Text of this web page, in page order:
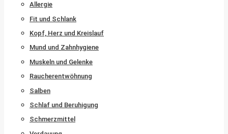
Allergie
Fit und Schlank
Kopf, Herz und Kreislauf
Mund und Zahnhygiene
Muskeln und Gelenke
Raucherentwöhnung
Salben
Schlaf und Beruhigung
Schmerzmittel